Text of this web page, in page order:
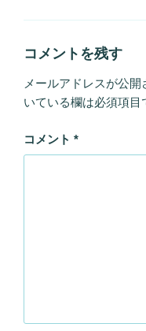
ー
コメントを残す
メールアドレスが公開
いている欄は必須項目
コメント *